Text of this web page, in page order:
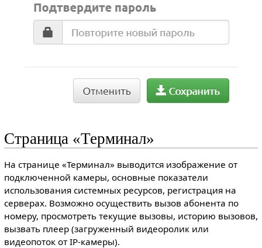
Страница «Терминал»
На странице «Терминал» выводится изображение от
подключенной камеры, основные показатели
использования системных ресурсов, регистрация на
серверах. Возможно осуществить вызов абонента по
номеру, просмотреть текущие вызовы, историю вызовов,
вызвать плеер (загруженный видеоролик или
видеопоток от IP-камеры).